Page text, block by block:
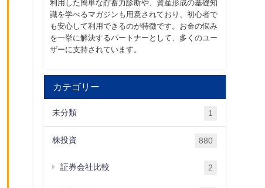
利用した簡単な貯蓄力診断や、資産形成の基礎知
識を学べるマガジンも用意されており、初心者で
も安心して利用できるのが特徴です。お金の悩み
を一挙に解決するパートナーとして、多くのユー
ザーに支持されています。
カテゴリー
未分類 1
株投資 880
証券会社比較 2